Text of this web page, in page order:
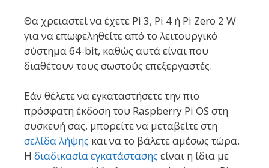
Θα χρειαστεί να έχετε Pi 3, Pi 4 ή Pi Zero 2 W
για να επωφεληθείτε από το λειτουργικό
σύστημα 64-bit, καθώς αυτά είναι που
διαθέτουν τους σωστούς επεξεργαστές.
Εάν θέλετε να εγκαταστήσετε την πιο
πρόσφατη έκδοση του Raspberry Pi OS στη
συσκευή σας, μπορείτε να μεταβείτε στη
σελίδα λήψης και να το βάλετε αμέσως τώρα.
Η διαδικασία εγκατάστασης είναι η ίδια με